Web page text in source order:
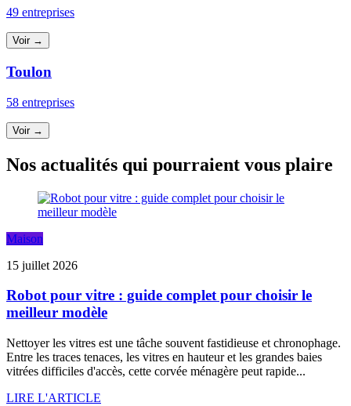
49 entreprises
Voir →
Toulon
58 entreprises
Voir →
Nos actualités qui pourraient vous plaire
Maison
15 juillet 2026
Robot pour vitre : guide complet pour choisir le
meilleur modèle
Nettoyer les vitres est une tâche souvent fastidieuse et chronophage.
Entre les traces tenaces, les vitres en hauteur et les grandes baies
vitrées difficiles d'accès, cette corvée ménagère peut rapide...
LIRE L'ARTICLE